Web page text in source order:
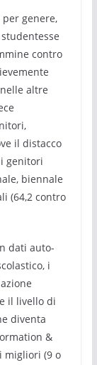
genere,
contro
altre
il distacco
genitori
biennale
(64,2 contro
dati auto-
i
il livello di
diventa
&
migliori (9 o